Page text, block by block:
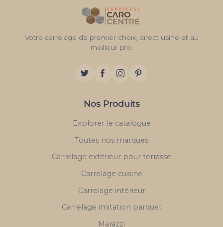
Votre carrelage de premier choix, direct usine et au
meilleur prix.
Nos Produits
Explorer le catalogue
Toutes nos marques
Carrelage extérieur pour terrasse
Carrelage cuisine
Carrelage intérieur
Carrelage imitation parquet
Marazzi